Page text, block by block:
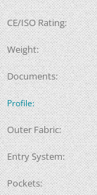
CE/ISO Rating:
Weight:
Documents:
Profile:
Outer Fabric:
Entry System:
Pockets: